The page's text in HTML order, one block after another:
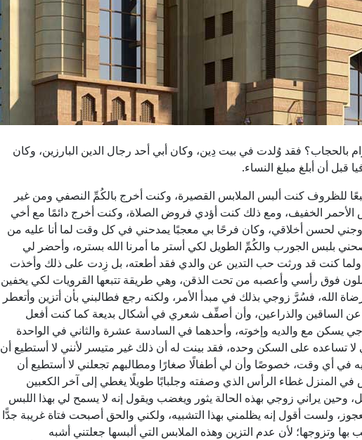
بالحجاب؟ فقد وُلدت في بيت دِين، وكان أبي أحد رجال الدين البارزين، وكان
أن أبلغ مبلغ النساء.
للظروف كنت ألبس الملابس القصيرة، وكنت أخرج بالكُمِّ النصفي ومن غير
الخفيف، ومع ذلك كنت أؤدي فروض الصلاة، وكنت أخرج دائمًا مع أخي
لحسن أخلاقي، وكان فرحًا بي معجبًا يمدحني في كل وقت لما أنا عليه من
بلبس الجورب والكُمِّ الطويل لكي أستر ما أمرنا الله بستره، وأحضر لي
ولما كنت قد ورثت حب التدين عن والدي فقد أطعته، بل زِدت على ذلك وأخذت
فوق رأسي وأعصبه من تحت الذقن، وهي طريقة تتبعها القرويات لكي يخفين
الله، فسُرَّ زوجي بذلك في مبدأ الأمر، ولكنه رجع فطالبني بأن أتزين وأتعطر
الساقين والذراعين، وأن أصفِّف شعري في أشكال بديعة كما كنت أفعل
يسكن مع والديه وإخوته، وأحدهما في السادسة عشرة والثاني في الواحدة
تساعده على السكن وحده، فقد بينت له أن ذلك غير متيسر لأنني لا أستطيع أن
في أي وقت، خصوصًا وأن لي أطفالًا صغارًا ومطالبهم تجعلني لا أستطيع أن
في المنزل غطاء الرأس الذي وصفته وجلبابًا طويلًا يغطي إلى آخر الكعبين
وحين يراني زوجي بهذه الحالة يثور ويغضب ويقول إنه لا يسمح لي بهذا اللبس
ولست أقول إنه يظلمني بهذا التشبيه، ولكني والحق أصبحت فتاة غريبة جدًّا
بها وتزوجها؛ لأن عدم التزين وهذه الملابس التي ألبسها جعلتني أشبه